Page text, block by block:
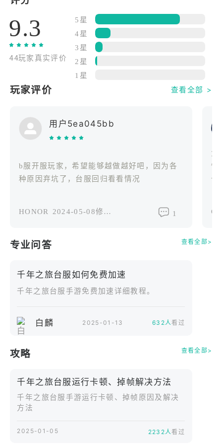
敘事詩......
異世界幻想史詩，豐富的劇情設定
波瀾壯闊的異世界史詩，從創世到如今十二萬年的不
斷代曆史，真實還原整個世界誕生的過程。無數歷史
上的英雄們來到現世為你而戰，海量設定及其背後的
獨特故事等你體驗！
你將作為侍主大人，與你手下的魔女們以及數位性格
能力各異的星痕共同在米倫世界裡解開塵封的真相！
自由陣容組建，體驗全新回合制樂趣
魔女們通過裝配不同星痕獲得各類技能，讓你體驗真
甜蜜日常互動，好感度UP！UP！
會......戰鬥之外體會輕鬆有趣的日常生活。
地區的授權代理商。
*因遊戲內容涉及 「暴力」 ，故建議應列級別為「輔
*本遊戲為免費使用，遊戲內另提供購買虛擬道具、物
品等付費服務。
使用本遊戲服務。
9.3
44玩家真实评价
5星
4星
3星
2星
1星
玩家评价 查看全部 >
用户5ea045bb
b服开服玩家，希望能够越做越好吧，因为各
种原因弃坑了，台服回归看看情况
HONOR 2024-05-08修改过 1
角
情
也
专业问答 查看全部>
千年之旅台服如何免费加速
千年之旅台服手游免费加速详细教程。
白麟 2025-01-13 632人看过
攻略 查看全部>
千年之旅台服运行卡顿、掉帧解决方法
千年之旅台服手游运行卡顿、掉帧原因及解决
方法
2025-01-05 2232人看过